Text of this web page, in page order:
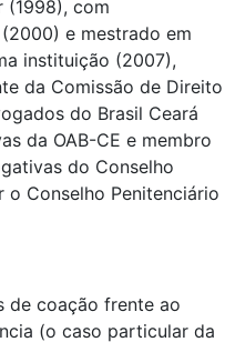
(1998), com
e mestrado em
instituição (2007),
da Comissão de Direito
do Brasil Ceará
da OAB-CE e membro
do Conselho
o Conselho Penitenciário
de coação frente ao
(o caso particular da